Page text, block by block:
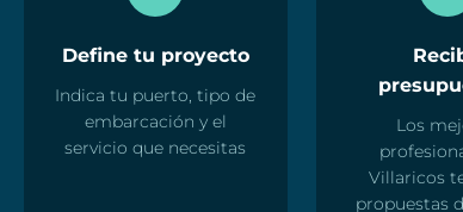
Define tu proyecto
Indica tu puerto, tipo de
embarcación y el
servicio que necesitas
Los
Villaricos
propuestas